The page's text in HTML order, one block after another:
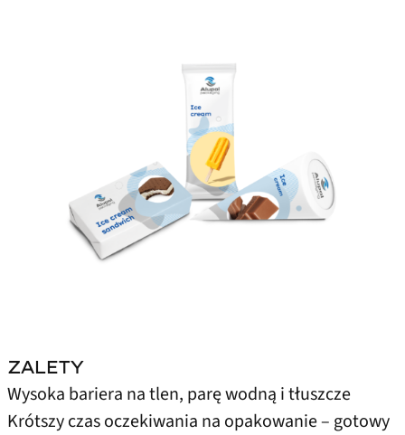
ZALETY
Wysoka bariera na tlen, parę wodną i tłuszcze
Krótszy czas oczekiwania na opakowanie – gotowy